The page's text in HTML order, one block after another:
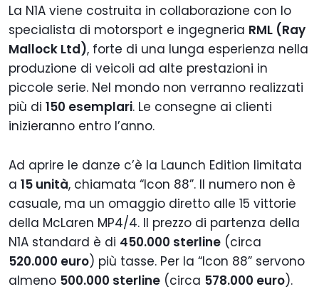
La N1A viene costruita in collaborazione con lo
specialista di motorsport e ingegneria RML (Ray
Mallock Ltd), forte di una lunga esperienza nella
produzione di veicoli ad alte prestazioni in
piccole serie. Nel mondo non verranno realizzati
più di 150 esemplari. Le consegne ai clienti
inizieranno entro l’anno.
Ad aprire le danze c’è la Launch Edition limitata
a 15 unità, chiamata “Icon 88”. Il numero non è
casuale, ma un omaggio diretto alle 15 vittorie
della McLaren MP4/4. Il prezzo di partenza della
N1A standard è di 450.000 sterline (circa
520.000 euro) più tasse. Per la “Icon 88” servono
almeno 500.000 sterline (circa 578.000 euro).